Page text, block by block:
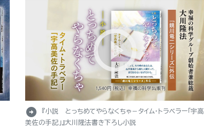
arrow_circle_right
『小説 とっちめてやらなくちゃ－タイム・トラベラー「宇高
美佐の手記」』大川隆法書き下ろし小説